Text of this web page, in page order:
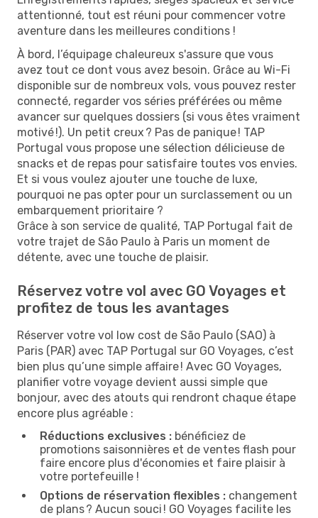
attentionné, tout est réuni pour commencer votre
aventure dans les meilleures conditions !
À bord, l’équipage chaleureux s'assure que vous
avez tout ce dont vous avez besoin. Grâce au Wi-Fi
disponible sur de nombreux vols, vous pouvez rester
connecté, regarder vos séries préférées ou même
avancer sur quelques dossiers (si vous êtes vraiment
motivé !). Un petit creux ? Pas de panique ! TAP
Portugal vous propose une sélection délicieuse de
snacks et de repas pour satisfaire toutes vos envies.
Et si vous voulez ajouter une touche de luxe,
pourquoi ne pas opter pour un surclassement ou un
embarquement prioritaire ?
Grâce à son service de qualité, TAP Portugal fait de
votre trajet de São Paulo à Paris un moment de
détente, avec une touche de plaisir.
Réservez votre vol avec GO Voyages et
profitez de tous les avantages
Réserver votre vol low cost de São Paulo (SAO) à
Paris (PAR) avec TAP Portugal sur GO Voyages, c’est
bien plus qu’une simple affaire ! Avec GO Voyages,
planifier votre voyage devient aussi simple que
bonjour, avec des atouts qui rendront chaque étape
encore plus agréable :
Réductions exclusives : bénéficiez de
promotions saisonnières et de ventes flash pour
faire encore plus d'économies et faire plaisir à
votre portefeuille !
Options de réservation flexibles : changement
de plans ? Aucun souci ! GO Voyages facilite les